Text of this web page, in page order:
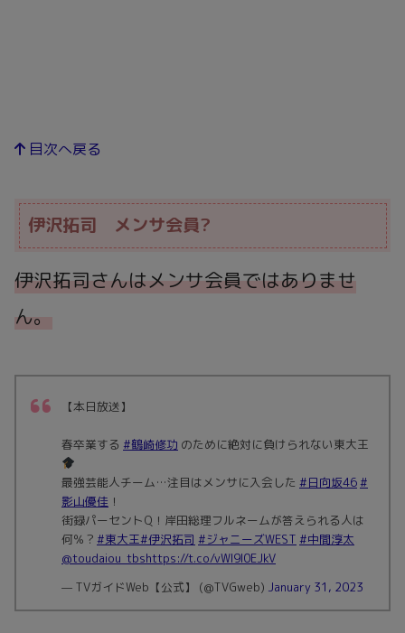
目次へ戻る
伊沢拓司 メンサ会員?
伊沢拓司さんはメンサ会員ではありませ
ん。
【本日放送】
春卒業する #鶴崎修功 のために絶対に負けられない東大王
最強芸能人チーム…注目はメンサに入会した #日向坂46#
影山優佳 ！
街録パーセントQ！岸田総理フルネームが答えられる人は
何％？ #東大王#伊沢拓司 #ジャニーズWEST #中間淳太
@toudaiou_tbshttps://t.co/vWl9l0EJkV
— TVガイドWeb【公式】 (@TVGweb) January 31, 2023